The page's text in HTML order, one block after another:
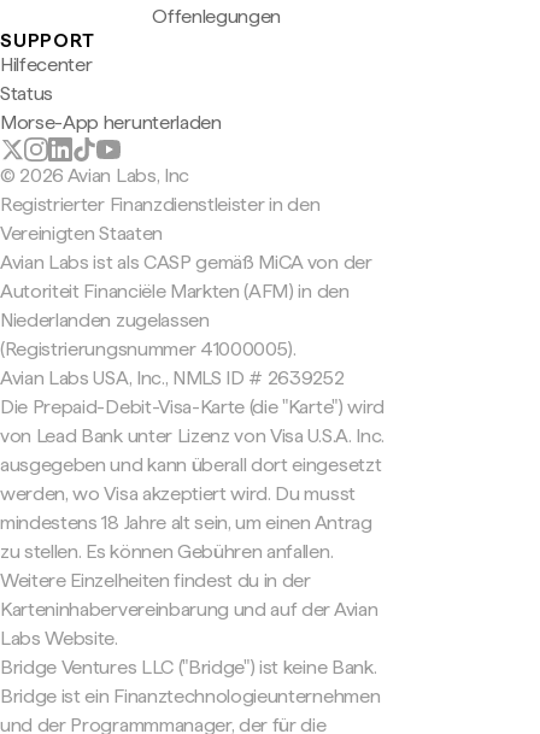
Offenlegungen
SUPPORT
Hilfecenter
Status
Morse-App herunterladen
© 2026 Avian Labs, Inc
Registrierter Finanzdienstleister in den
Vereinigten Staaten
Avian Labs ist als CASP gemäß MiCA von der
Autoriteit Financiële Markten (AFM) in den
Niederlanden zugelassen
(Registrierungsnummer 41000005).
Avian Labs USA, Inc., NMLS ID # 2639252
Die Prepaid-Debit-Visa-Karte (die "Karte") wird
von Lead Bank unter Lizenz von Visa U.S.A. Inc.
ausgegeben und kann überall dort eingesetzt
werden, wo Visa akzeptiert wird. Du musst
mindestens 18 Jahre alt sein, um einen Antrag
zu stellen. Es können Gebühren anfallen.
Weitere Einzelheiten findest du in der
Karteninhabervereinbarung und auf der Avian
Labs Website.
Bridge Ventures LLC ("Bridge") ist keine Bank.
Bridge ist ein Finanztechnologieunternehmen
und der Programmmanager, der für die